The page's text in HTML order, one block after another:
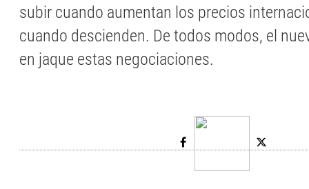
subir cuando aumentan los precios
cuando descienden. De todos modos, el
en jaque estas negociaciones.